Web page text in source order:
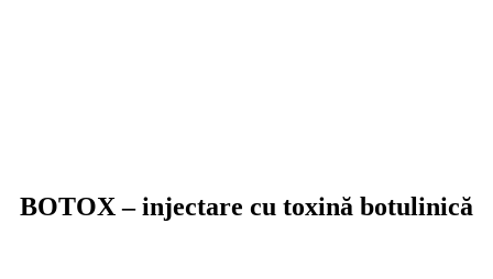
BOTOX – injectare cu toxină botulinică